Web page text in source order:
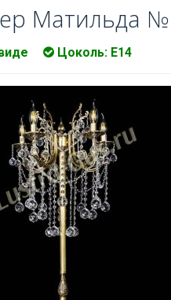
Матильда
Цоколь: Е14